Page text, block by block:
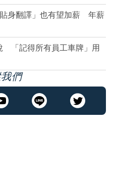
身翻譯」也有望加薪 年薪
「記得所有員工車牌」用
們